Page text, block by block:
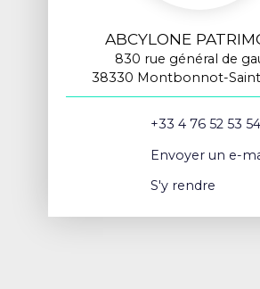
ABCYLONE
830 rue général de
38330 Montbonnot-
+33 4 76 52 53 54
Envoyer un e-
S'y rendre